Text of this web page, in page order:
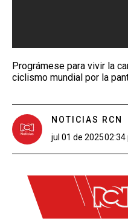
Prográmese para vivir la
ciclismo mundial por la
NOTICIAS RCN
jul 01 de 202502:34